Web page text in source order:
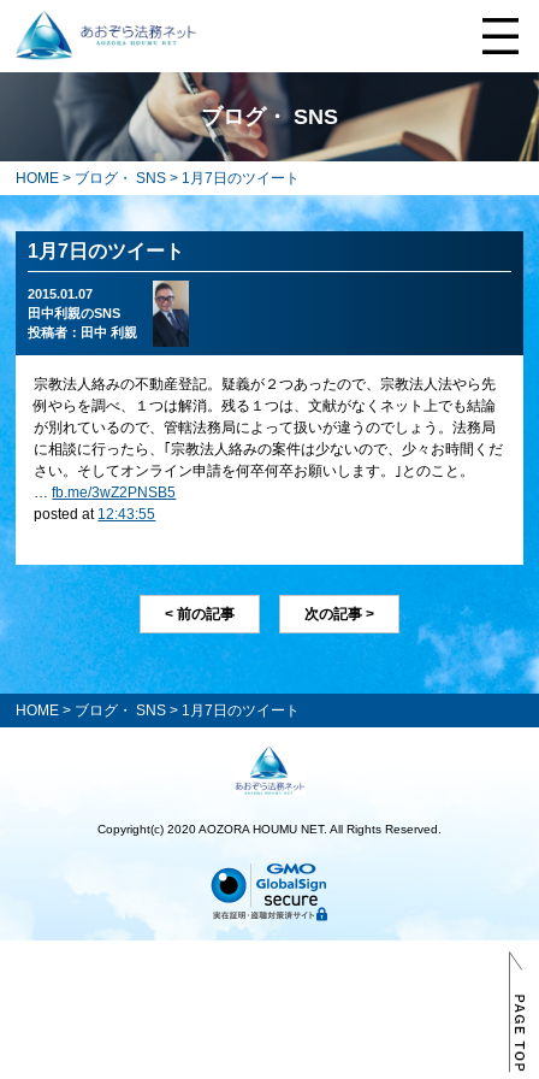
ブログ・ SNS
HOME > ブログ・ SNS > 1月7日のツイート
1月7日のツイート
2015.01.07
田中利親のSNS
投稿者： 田中 利親
宗教法人絡みの不動産登記。疑義が２つあったので、宗教法人法やら先
例やらを調べ、１つは解消。残る１つは、文献がなくネット上でも結論
が別れているので、管轄法務局によって扱いが違うのでしょう。法務局
に相談に行ったら、｢宗教法人絡みの案件は少ないので、少々お時間くだ
さい。そしてオンライン申請を何卒何卒お願いします。｣とのこと。
…fb.me/3wZ2PNSB5
posted at 12:43:55
< 前の記事 次の記事 >
HOME > ブログ・ SNS > 1月7日のツイート
Copyright(c) 2020 AOZORA HOUMU NET. All Rights Reserved.